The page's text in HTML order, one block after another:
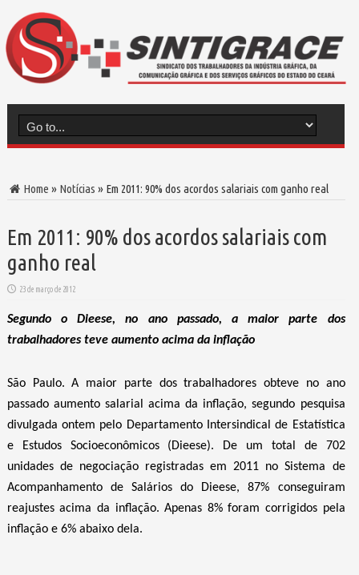
Home » Notícias » Em 2011: 90% dos acordos salariais com ganho real
Em 2011: 90% dos acordos salariais com
ganho real
23 de março de 2012
Segundo o Dieese, no ano passado, a maior parte dos
trabalhadores teve aumento acima da inflação
São Paulo. A maior parte dos trabalhadores obteve no ano
passado aumento salarial acima da inflação, segundo pesquisa
divulgada ontem pelo Departamento Intersindical de Estatística
e Estudos Socioeconômicos (Dieese). De um total de 702
unidades de negociação registradas em 2011 no Sistema de
Acompanhamento de Salários do Dieese, 87% conseguiram
reajustes acima da inflação. Apenas 8% foram corrigidos pela
inflação e 6% abaixo dela.